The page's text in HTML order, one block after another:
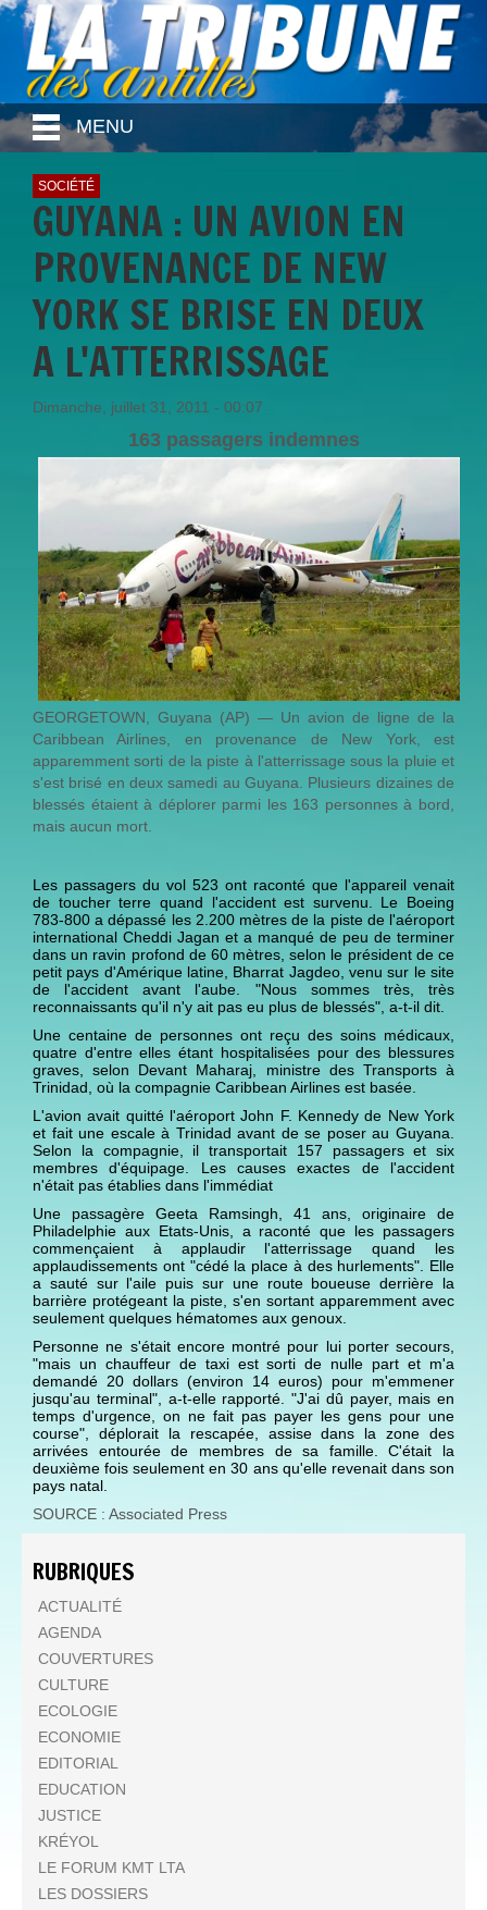
MENU
SOCIÉTÉ
GUYANA : UN AVION EN
PROVENANCE DE NEW
YORK SE BRISE EN DEUX
A L'ATTERRISSAGE
Dimanche, juillet 31, 2011 - 00:07
163 passagers indemnes
GEORGETOWN, Guyana (AP) — Un avion de ligne de la
Caribbean Airlines, en provenance de New York, est
apparemment sorti de la piste à l'atterrissage sous la pluie et
s'est brisé en deux samedi au Guyana. Plusieurs dizaines de
blessés étaient à déplorer parmi les 163 personnes à bord,
mais aucun mort.
Les passagers du vol 523 ont raconté que l'appareil venait
de toucher terre quand l'accident est survenu. Le Boeing
783-800 a dépassé les 2.200 mètres de la piste de l'aéroport
international Cheddi Jagan et a manqué de peu de terminer
dans un ravin profond de 60 mètres, selon le président de ce
petit pays d'Amérique latine, Bharrat Jagdeo, venu sur le site
de l'accident avant l'aube. "Nous sommes très, très
reconnaissants qu'il n'y ait pas eu plus de blessés", a-t-il dit.
Une centaine de personnes ont reçu des soins médicaux,
quatre d'entre elles étant hospitalisées pour des blessures
graves, selon Devant Maharaj, ministre des Transports à
Trinidad, où la compagnie Caribbean Airlines est basée.
L'avion avait quitté l'aéroport John F. Kennedy de New York
et fait une escale à Trinidad avant de se poser au Guyana.
Selon la compagnie, il transportait 157 passagers et six
membres d'équipage. Les causes exactes de l'accident
n'était pas établies dans l'immédiat
Une passagère Geeta Ramsingh, 41 ans, originaire de
Philadelphie aux Etats-Unis, a raconté que les passagers
commençaient à applaudir l'atterrissage quand les
applaudissements ont "cédé la place à des hurlements". Elle
a sauté sur l'aile puis sur une route boueuse derrière la
barrière protégeant la piste, s'en sortant apparemment avec
seulement quelques hématomes aux genoux.
Personne ne s'était encore montré pour lui porter secours,
"mais un chauffeur de taxi est sorti de nulle part et m'a
demandé 20 dollars (environ 14 euros) pour m'emmener
jusqu'au terminal", a-t-elle rapporté. "J'ai dû payer, mais en
temps d'urgence, on ne fait pas payer les gens pour une
course", déplorait la rescapée, assise dans la zone des
arrivées entourée de membres de sa famille. C'était la
deuxième fois seulement en 30 ans qu'elle revenait dans son
pays natal.
SOURCE : Associated Press
RUBRIQUES
ACTUALITÉ
AGENDA
COUVERTURES
CULTURE
ECOLOGIE
ECONOMIE
EDITORIAL
EDUCATION
JUSTICE
KRÉYOL
LE FORUM KMT LTA
LES DOSSIERS